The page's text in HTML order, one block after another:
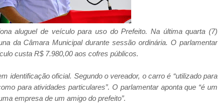
aluguel de veículo para uso do Prefeito. Na última quarta (7)
da Câmara Municipal durante sessão ordinária. O parlamentar
custa R$ 7.980,00 aos cofres públicos.
identificação oficial. Segundo o vereador, o carro é “utilizado para
para atividades particulares”. O parlamentar aponta que “é um
empresa de um amigo do prefeito”.